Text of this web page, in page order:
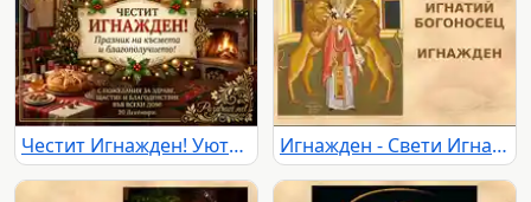
Честит Игнажден! Уютна картичка с коледна елха, камина и традиционна пита за празника на късмета и благополучието. Игнажден - Свети Игнатий Богоносец